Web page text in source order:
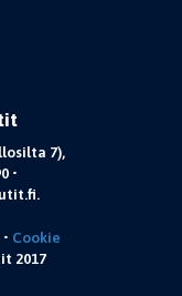
7),
•
• Cookie
2017